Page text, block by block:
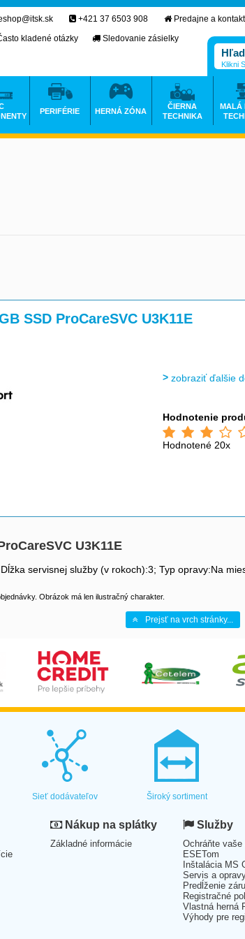
SSD ProCareSVC U3K11E
zobraziť ďalšie
Hodnotenie
Hodnotené 20x
U3K11E
servisnej služby (v rokoch):3; Typ opravy:Na
Obrázok má len ilustračný charakter.
Prejsť na vrch stránky...
+421 37 6503 908
Predajne a
kladené otázky
Sledovanie zásielky
Klikni
PERIFÉRIE HERNÁ ZÓNA
ČIERNA
TECHNIKA
MALÁ
Sieť dodávateľov Široký sortiment
Nákup na splátky
Základné informácie
Služby
Ochráňte vaše
ESETom
Inštalácia MS
Servis a
Predĺženie
Registračné
Vlastná herná
Výhody pre